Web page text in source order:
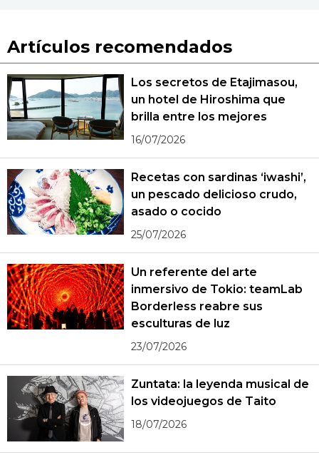
Artículos recomendados
Los secretos de Etajimasou,
un hotel de Hiroshima que
brilla entre los mejores
16/07/2026
Recetas con sardinas ‘iwashi’,
un pescado delicioso crudo,
asado o cocido
25/07/2026
Un referente del arte
inmersivo de Tokio: teamLab
Borderless reabre sus
esculturas de luz
23/07/2026
Zuntata: la leyenda musical de
los videojuegos de Taito
18/07/2026